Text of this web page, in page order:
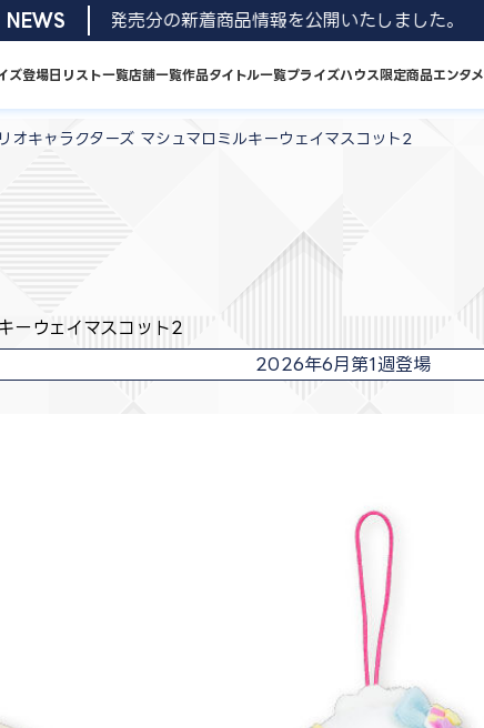
NEWS
01 8月発売分の新着商品情報を公開いたしました。
ズ登場日リスト一覧店舗一覧作品タイトル一覧プライズハウス限定商品エンタメ
オキャラクターズ マシュマロミルキーウェイマスコット2
ーウェイマスコット2
2026年6月第1週登場